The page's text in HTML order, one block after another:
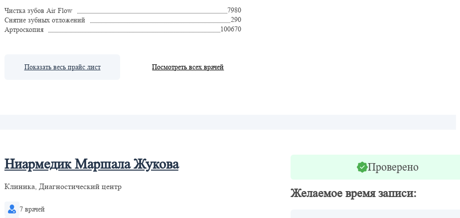
Чистка зубов Air Flow
7980
Снятие зубных отложений
290
Артроскопия
100670
Показать весь прайс лист Посмотреть всех врачей
Ниармедик Маршала Жукова
Клиника, Диагностический центр
7 врачей
Проверено
Желаемое время записи: